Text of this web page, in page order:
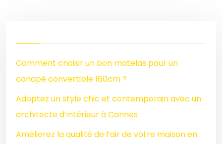
Comment choisir un bon matelas pour un
canapé convertible 160cm ?
Adoptez un style chic et contemporain avec un
architecte d’intérieur à Cannes
Améliorez la qualité de l’air de votre maison en